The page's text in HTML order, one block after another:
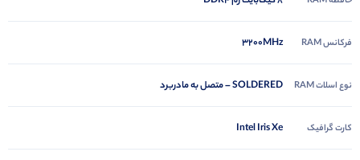
فرکانس RAM 3200MHz
نوع اسلات RAM SOLDERED – متصل به مادربرد
کارت گرافیک Intel Iris Xe